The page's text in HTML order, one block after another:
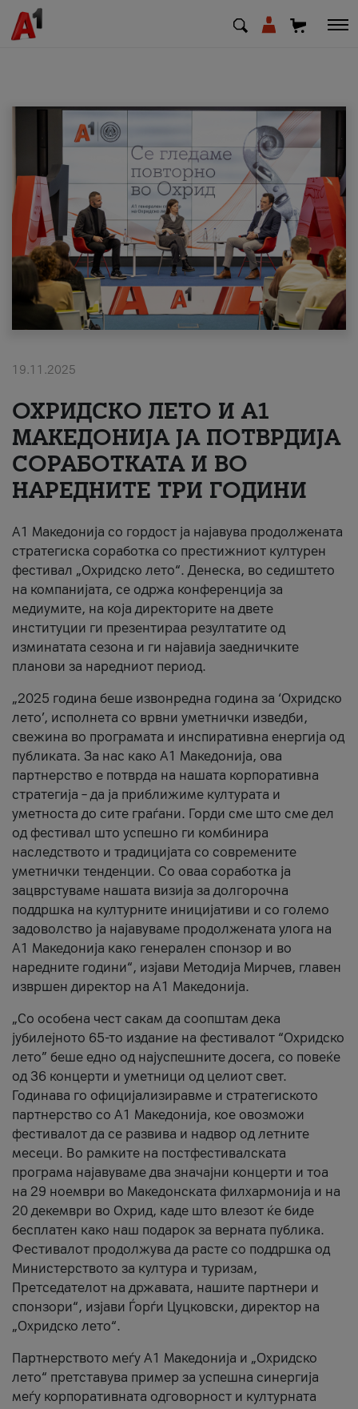
МК SQ
Приватни Деловни
Поддршка
Надополни кредит
#ПодобарОнлајн
19.11.2025
ОХРИДСКО ЛЕТО И A1
МАКЕДОНИЈА ЈА ПОТВРДИЈА
СОРАБОТКАТА И ВО
НАРЕДНИТЕ ТРИ ГОДИНИ
A1 Македонија со гордост ја најавува продолжената
стратегиска соработка со престижниот културен
фестивал „Охридско лето“. Денеска, во седиштето
на компанијата, се одржа конференција за
медиумите, на која директорите на двете
институции ги презентираа резултатите од
изминатата сезона и ги најавија заедничките
планови за наредниот период.
„2025 година беше извонредна година за ‘Охридско
лето’, исполнета со врвни уметнички изведби,
свежина во програмата и инспиративна енергија од
публиката. За нас како A1 Македонија, ова
партнерство е потврда на нашата корпоративна
стратегија – да ја приближиме културата и
уметноста до сите граѓани. Горди сме што сме дел
од фестивал што успешно ги комбинира
наследството и традицијата со современите
уметнички тенденции. Со оваа соработка ја
зацврстуваме нашата визија за долгорочна
поддршка на културните иницијативи и со големо
задоволство ја најавуваме продолжената улога на
A1 Македонија како генерален спонзор и во
наредните години“, изјави Методија Мирчев, главен
извршен директор на A1 Македонија.
„Со особена чест сакам да соопштам дека
јубилејното 65-то издание на фестивалот “Охридско
лето” беше едно од најуспешните досега, со повеќе
од 36 концерти и уметници од целиот свет.
Годинава го официјализиравме и стратегиското
партнерство со А1 Македонија, кое овозможи
фестивалот да се развива и надвор од летните
месеци. Во рамките на постфестивалската
програма најавуваме два значајни концерти и тоа
на 29 ноември во Македонската филхармонија и на
20 декември во Охрид, каде што влезот ќе биде
бесплатен како наш подарок за верната публика.
Фестивалот продолжува да расте со поддршка од
Министерството за култура и туризам,
Претседателот на државата, нашите партнери и
спонзори“, изјави Ѓорѓи Цуцковски, директор на
„Охридско лето“.
Партнерството меѓу A1 Македонија и „Охридско
лето“ претставува пример за успешна синергија
меѓу корпоративната одговорност и културната